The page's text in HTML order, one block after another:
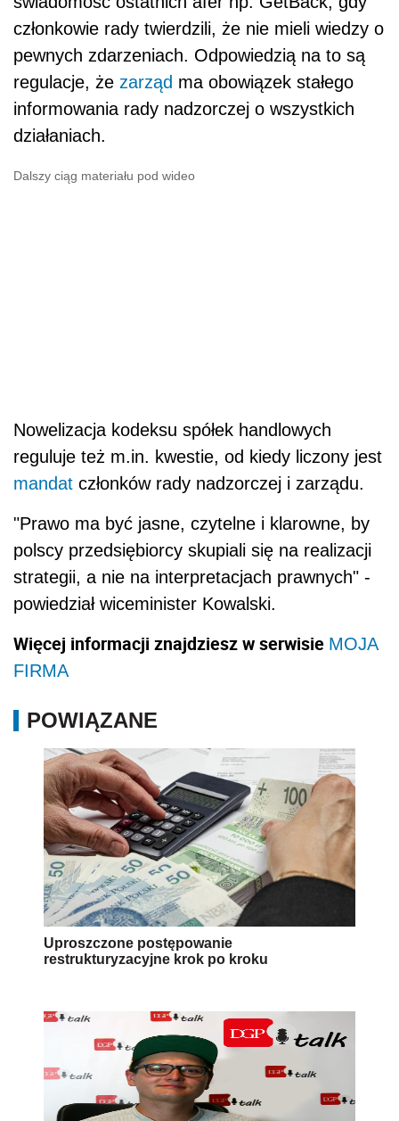
członkowie rady twierdzili, że nie mieli wiedzy o
pewnych zdarzeniach. Odpowiedzią na to są
regulacje, że zarząd ma obowiązek stałego
informowania rady nadzorczej o wszystkich
działaniach.
Dalszy ciąg materiału pod wideo
Nowelizacja kodeksu spółek handlowych
reguluje też m.in. kwestie, od kiedy liczony jest
mandat członków rady nadzorczej i zarządu.
"Prawo ma być jasne, czytelne i klarowne, by
polscy przedsiębiorcy skupiali się na realizacji
strategii, a nie na interpretacjach prawnych" -
powiedział wiceminister Kowalski.
Więcej informacji znajdziesz w serwisie MOJA
FIRMA
POWIĄZANE
Uproszczone postępowanie
restrukturyzacyjne krok po kroku